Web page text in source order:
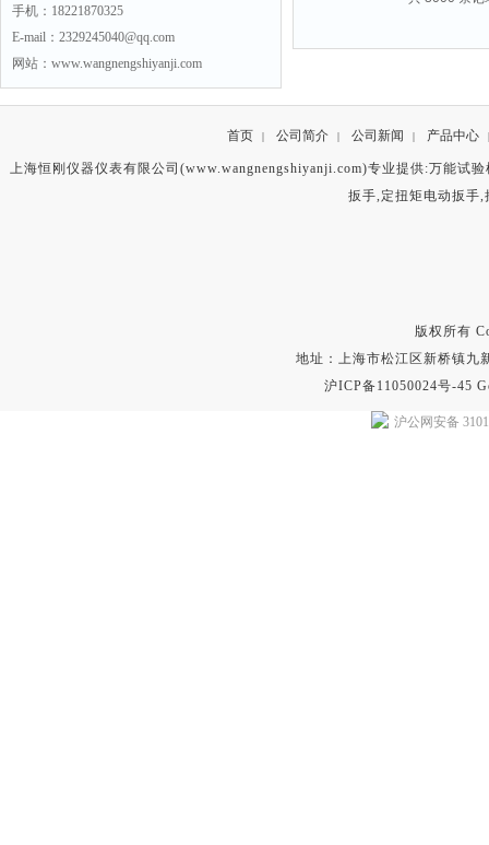
手机：18221870325
E-mail：2329245040@qq.com
网站：www.wangnengshiyanji.com
首页 | 公司简介 | 公司新闻 | 产品中心 |
上海恒刚仪器仪表有限公司(www.wangnengshiyanji.com)专业提供:万能试验
扳手, 定扭矩电动扳手,
版权所有
地址：上海市松江区新桥镇九
沪ICP备11050024号-45
沪公网安备